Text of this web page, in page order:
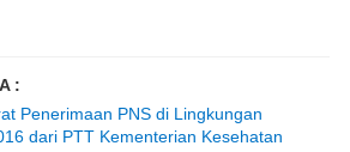
:
Penerimaan PNS di Lingkungan
dari PTT Kementerian Kesehatan